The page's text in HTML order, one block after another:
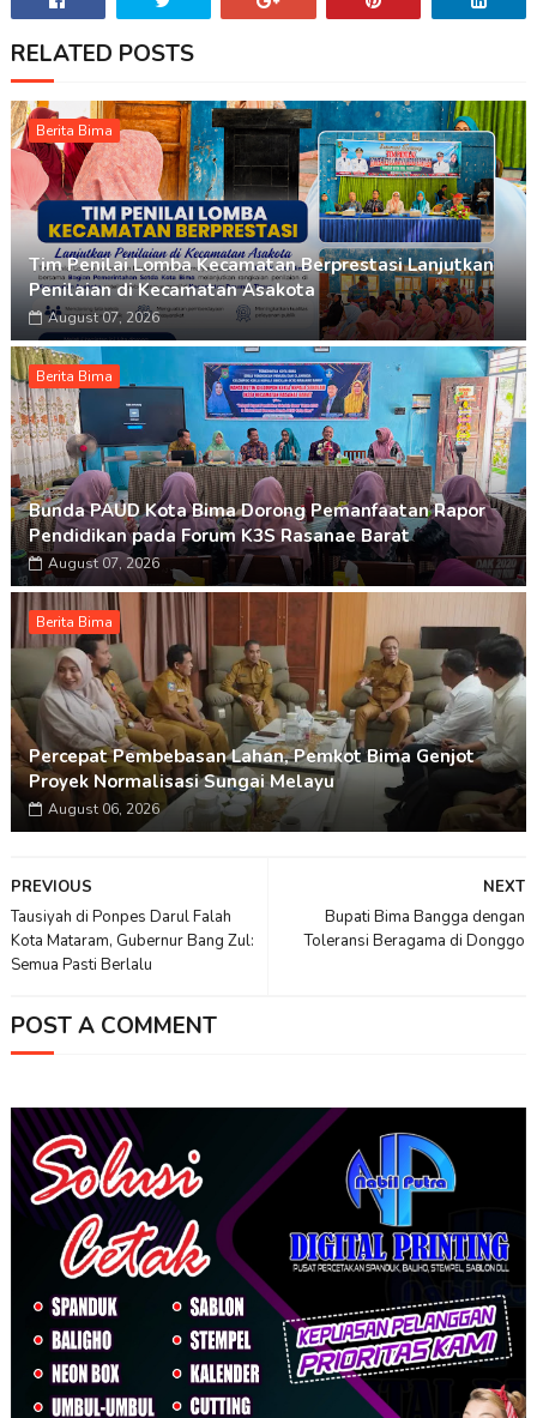
RELATED POSTS
Berita Bima
Tim Penilai Lomba Kecamatan Berprestasi Lanjutkan
Penilaian di Kecamatan Asakota
August 07, 2026
Berita Bima
Bunda PAUD Kota Bima Dorong Pemanfaatan Rapor
Pendidikan pada Forum K3S Rasanae Barat
August 07, 2026
Berita Bima
Percepat Pembebasan Lahan, Pemkot Bima Genjot
Proyek Normalisasi Sungai Melayu
August 06, 2026
NEXT
Bupati Bima Bangga dengan
Toleransi Beragama di Donggo
PREVIOUS
Tausiyah di Ponpes Darul Falah
Kota Mataram, Gubernur Bang Zul:
Semua Pasti Berlalu
POST A COMMENT